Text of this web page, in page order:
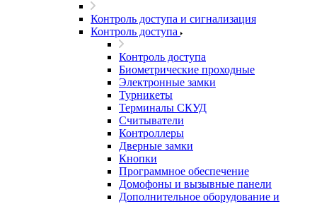
Контроль доступа и сигнализация
Контроль доступа
Контроль доступа
Биометрические проходные
Электронные замки
Турникеты
Терминалы СКУД
Считыватели
Контроллеры
Дверные замки
Кнопки
Программное обеспечение
Домофоны и вызывные панели
Дополнительное оборудование и